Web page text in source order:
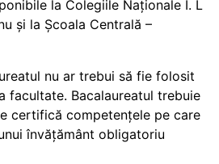
la Colegiile Naționale I. L
și la Școala Centrală –
nu ar trebui să fie folosit
facultate. Bacalaureatul trebuie
certifică competențele pe care
învățământ obligatoriu